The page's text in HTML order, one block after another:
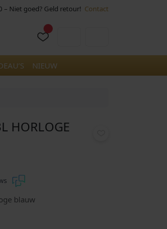
– Niet goed? Geld retour! Contact
NIEUW
HORLOGE
blauw